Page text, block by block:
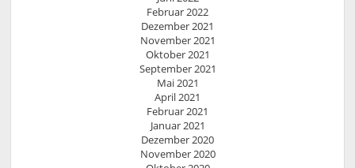
Februar 2022
Dezember 2021
November 2021
Oktober 2021
September 2021
Mai 2021
April 2021
Februar 2021
Januar 2021
Dezember 2020
November 2020